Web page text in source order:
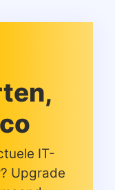
IT-
Upgrade